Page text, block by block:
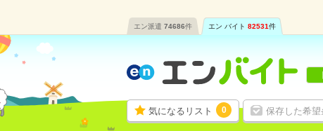
エン派遣 74686件 エン バイト 82531件
気になるリスト 0 保存した希望